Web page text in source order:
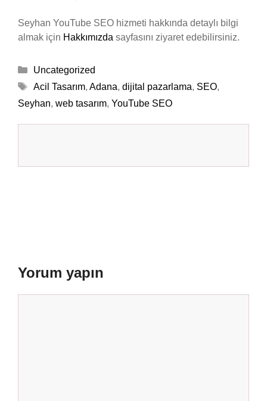
Seyhan YouTube SEO hizmeti hakkında detaylı bilgi
almak için Hakkımızda sayfasını ziyaret edebilirsiniz.
Kategoriler
Uncategorized
Etiketler
Acil Tasarım, Adana, dijital pazarlama, SEO,
Seyhan, web tasarım, YouTube SEO
Yorum yapın